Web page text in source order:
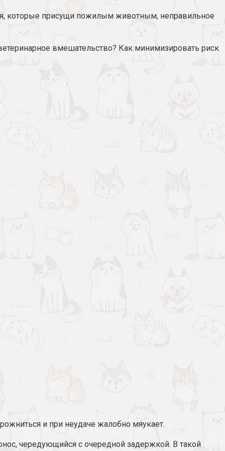
которые присущи пожилым животным, неправильное
вмешательство? Как минимизировать риск
и при неудаче жалобно мяукает.
чередующийся с очередной задержкой. В такой